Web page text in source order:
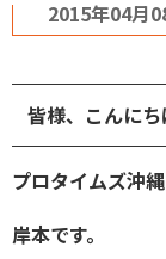
2015年04月
皆様、こんに
プロタイムズ沖
岸本です。